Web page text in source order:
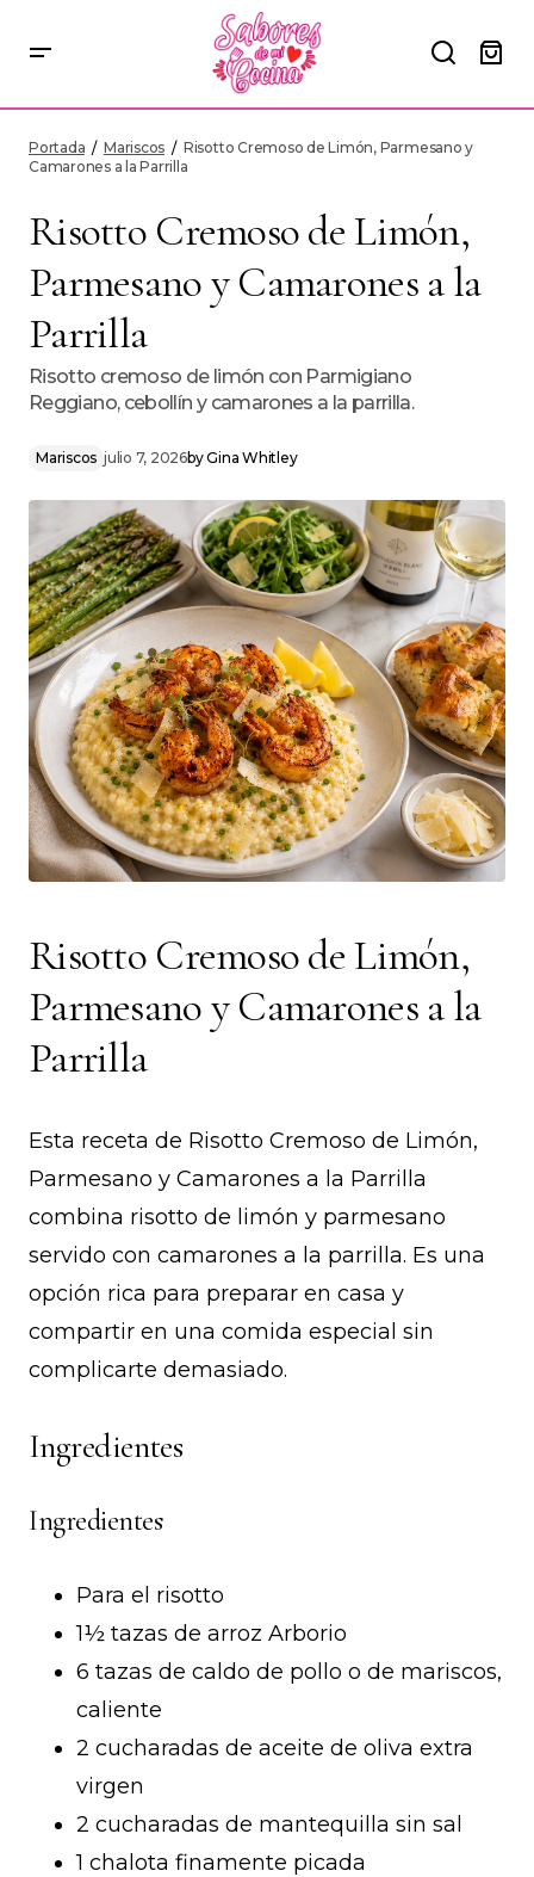
Portada Mariscos
Risotto Cremoso de Limón, Parmesano y
Camarones a la Parrilla
Risotto Cremoso de Limón,
Parmesano y Camarones a la
Parrilla
Risotto cremoso de limón con Parmigiano
Reggiano, cebollín y camarones a la parrilla.
Mariscos julio 7, 2026byGina Whitley
Risotto Cremoso de Limón,
Parmesano y Camarones a la
Parrilla
Esta receta de Risotto Cremoso de Limón,
Parmesano y Camarones a la Parrilla
combina risotto de limón y parmesano
servido con camarones a la parrilla. Es una
opción rica para preparar en casa y
compartir en una comida especial sin
complicarte demasiado.
Ingredientes
Ingredientes
Para el risotto
1½ tazas de arroz Arborio
6 tazas de caldo de pollo o de mariscos,
caliente
2 cucharadas de aceite de oliva extra
virgen
2 cucharadas de mantequilla sin sal
1 chalota finamente picada